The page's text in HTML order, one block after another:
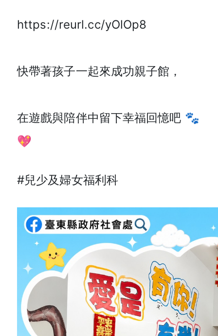
https://reurl.cc/yOlOp8
快帶著孩子一起來成功親子館，
在遊戲與陪伴中留下幸福回憶吧 🐾
💖
#兒少及婦女福利科